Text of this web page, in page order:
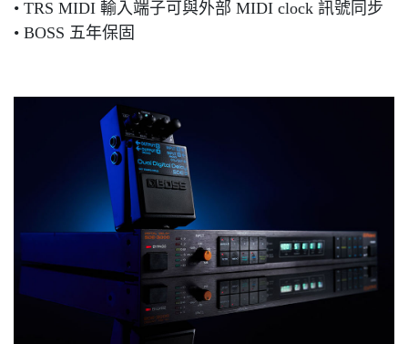
• TRS MIDI 輸入端子可與外部 MIDI clock 訊號同步
• BOSS 五年保固